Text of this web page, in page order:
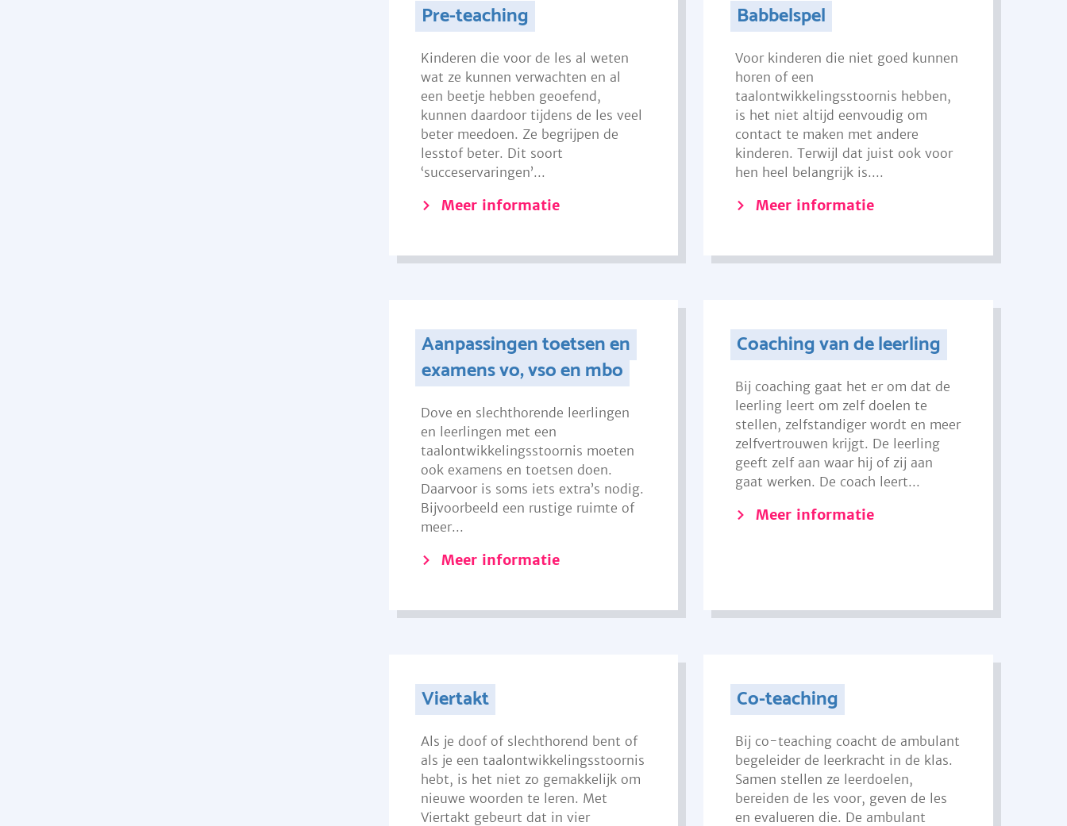
Pre-teaching
Kinderen die voor de les al weten
wat ze kunnen verwachten en al
een beetje hebben geoefend,
kunnen daardoor tijdens de les veel
beter meedoen. Ze begrijpen de
lesstof beter. Dit soort
‘succeservaringen’...
Meer informatie
Babbelspel
Voor kinderen die niet goed kunnen
horen of een
taalontwikkelingsstoornis hebben,
is het niet altijd eenvoudig om
contact te maken met andere
kinderen. Terwijl dat juist ook voor
hen heel belangrijk is....
Meer informatie
Aanpassingen toetsen en
examens vo, vso en mbo
Dove en slechthorende leerlingen
en leerlingen met een
taalontwikkelingsstoornis moeten
ook examens en toetsen doen.
Daarvoor is soms iets extra’s nodig.
Bijvoorbeeld een rustige ruimte of
meer...
Meer informatie
Coaching van de leerling
Bij coaching gaat het er om dat de
leerling leert om zelf doelen te
stellen, zelfstandiger wordt en meer
zelfvertrouwen krijgt. De leerling
geeft zelf aan waar hij of zij aan
gaat werken. De coach leert...
Meer informatie
Viertakt
Als je doof of slechthorend bent of
als je een taalontwikkelingsstoornis
hebt, is het niet zo gemakkelijk om
nieuwe woorden te leren. Met
Viertakt gebeurt dat in vier
Co-teaching
Bij co-teaching coacht de ambulant
begeleider de leerkracht in de klas.
Samen stellen ze leerdoelen,
bereiden de les voor, geven de les
en evalueren die. De ambulant